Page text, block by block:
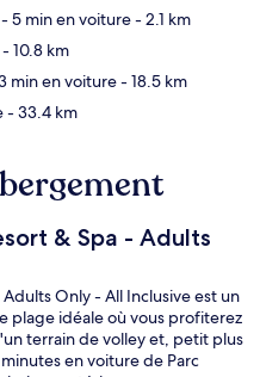
- 5 min en voiture- 2.1 km
- 10.8 km
min en voiture- 18.5 km
- 33.4 km
& Spa - Adults
Only - All Inclusive est un
plage idéale où vous profiterez
terrain de volley et, petit plus
en voiture de Parc